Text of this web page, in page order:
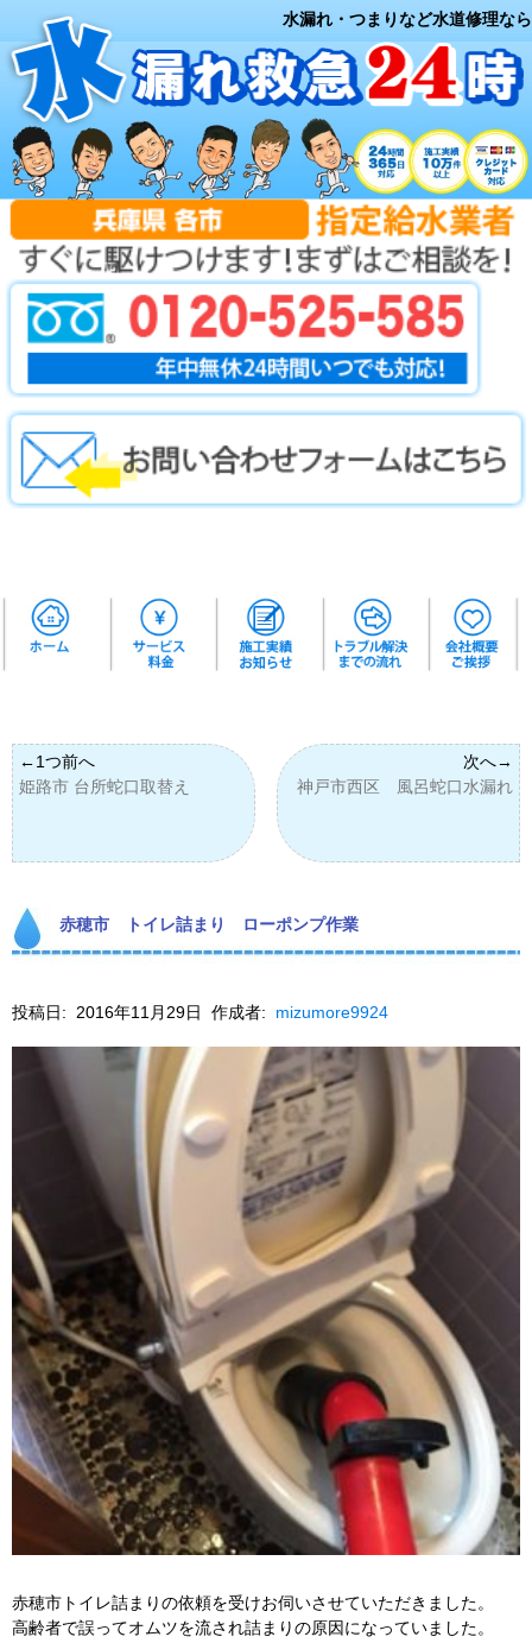
水漏れ・つまりなど水道修理なら
姫路市 台所蛇口取替え 神戸市西区 風呂蛇口水漏れ
赤穂市 トイレ詰まり ローポンプ作業
投稿日: 2016年11月29日 作成者: mizumore9924
赤穂市トイレ詰まりの依頼を受けお伺いさせていただきました。
高齢者で誤ってオムツを流され詰まりの原因になっていました。